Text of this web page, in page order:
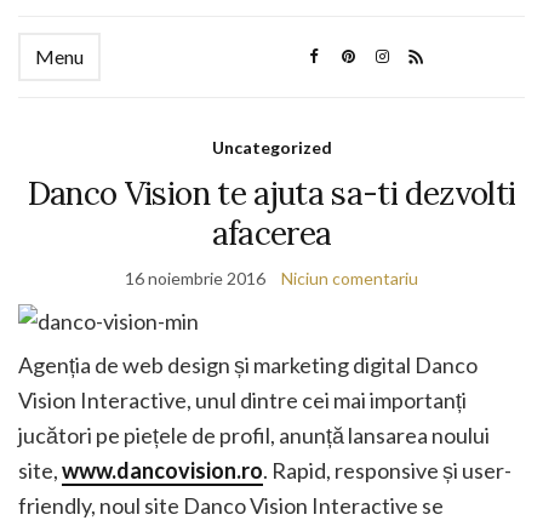
Menu
Uncategorized
Danco Vision te ajuta sa-ti dezvolti
afacerea
16 noiembrie 2016 Niciun comentariu
Agenția de web design și marketing digital Danco
Vision Interactive, unul dintre cei mai importanți
jucători pe piețele de profil, anunță lansarea noului
site,www.dancovision.ro. Rapid, responsive și user-
friendly, noul site Danco Vision Interactive se